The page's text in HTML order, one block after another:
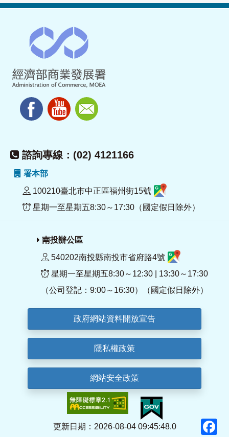
諮詢專線：(02) 4121166
署本部
100210臺北市中正區福州街15號
星期一至星期五8:30～17:30（國定假日除外）
南投辦公區
540202南投縣南投市省府路4號
星期一至星期五8:30～12:30 | 13:30～17:30
（公司登記：9:00～16:30）（國定假日除外）
政府網站資料開放宣告
隱私權政策
網站安全政策
更新日期：2026-08-04 09:45:48.0